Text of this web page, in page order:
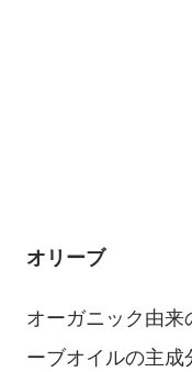
オリーブ
オーガニック由来
ーブオイルの主